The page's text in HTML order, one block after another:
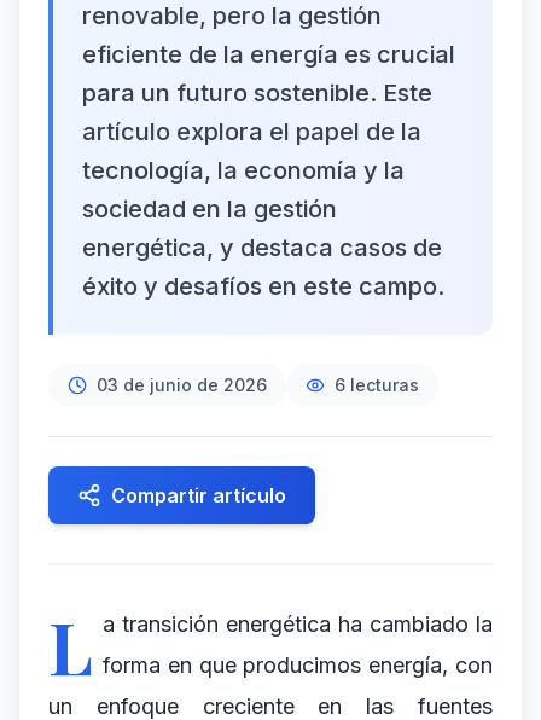
renovable, pero la gestión
eficiente de la energía es crucial
para un futuro sostenible. Este
artículo explora el papel de la
tecnología, la economía y la
sociedad en la gestión
energética, y destaca casos de
éxito y desafíos en este campo.
03 de junio de 2026 6 lecturas
Compartir artículo
L a transición energética ha cambiado la
forma en que producimos energía, con
un enfoque creciente en las fuentes